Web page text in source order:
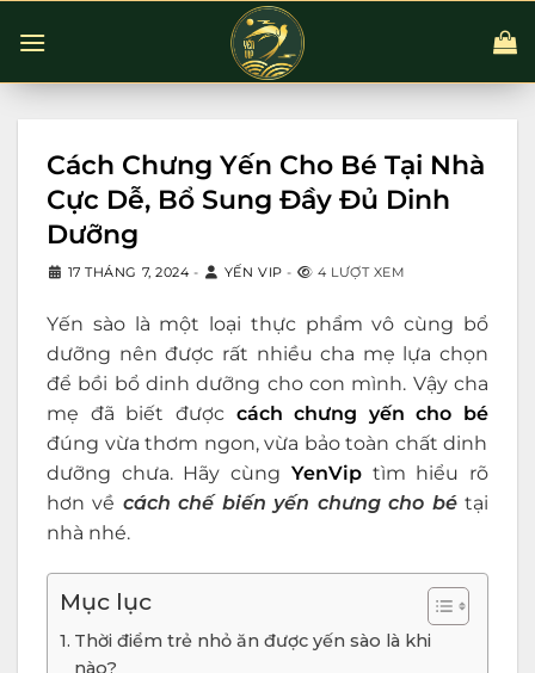
đến
Cách Chưng Yến Cho Bé Tại Nhà
Cực Dễ, Bổ Sung Đầy Đủ Dinh
Dưỡng
17 THÁNG 7, 2024 - YẾN VIP - 4 LƯỢT XEM
Yến sào là một loại thực phẩm vô cùng bổ
dưỡng nên được rất nhiều cha mẹ lựa chọn
để bồi bổ dinh dưỡng cho con mình. Vậy cha
mẹ đã biết được cách chưng yến cho bé
đúng vừa thơm ngon, vừa bảo toàn chất dinh
dưỡng chưa. Hãy cùng YenViptìm hiểu rõ
hơn về cách chế biến yến chưng cho bétại
nhà nhé.
Mục lục
Thời điểm trẻ nhỏ ăn được yến sào là khi
nào?